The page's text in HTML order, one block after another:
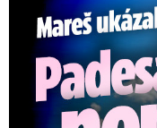
Mareš v dokonalé